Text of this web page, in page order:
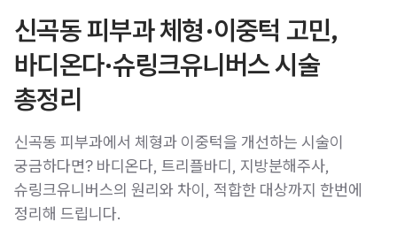
신곡동 피부과 체형·이중턱 고민,
바디온다·슈링크유니버스 시술
총정리
신곡동 피부과에서 체형과 이중턱을 개선하는 시술이
궁금하다면? 바디온다, 트리플바디, 지방분해주사,
슈링크유니버스의 원리와 차이, 적합한 대상까지 한번에
정리해 드립니다.